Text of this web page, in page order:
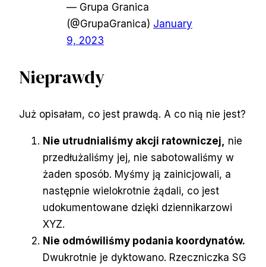
— Grupa Granica
(@GrupaGranica) January
9, 2023
Nieprawdy
Już opisałam, co jest prawdą. A co nią nie jest?
Nie utrudnialiśmy akcji ratowniczej,
nie
przedłużaliśmy jej, nie sabotowaliśmy w
żaden sposób. Myśmy ją zainicjowali, a
następnie wielokrotnie żądali, co jest
udokumentowane dzięki dziennikarzowi
XYZ.
Nie odmówiliśmy podania koordynatów.
Dwukrotnie je dyktowano. Rzeczniczka SG